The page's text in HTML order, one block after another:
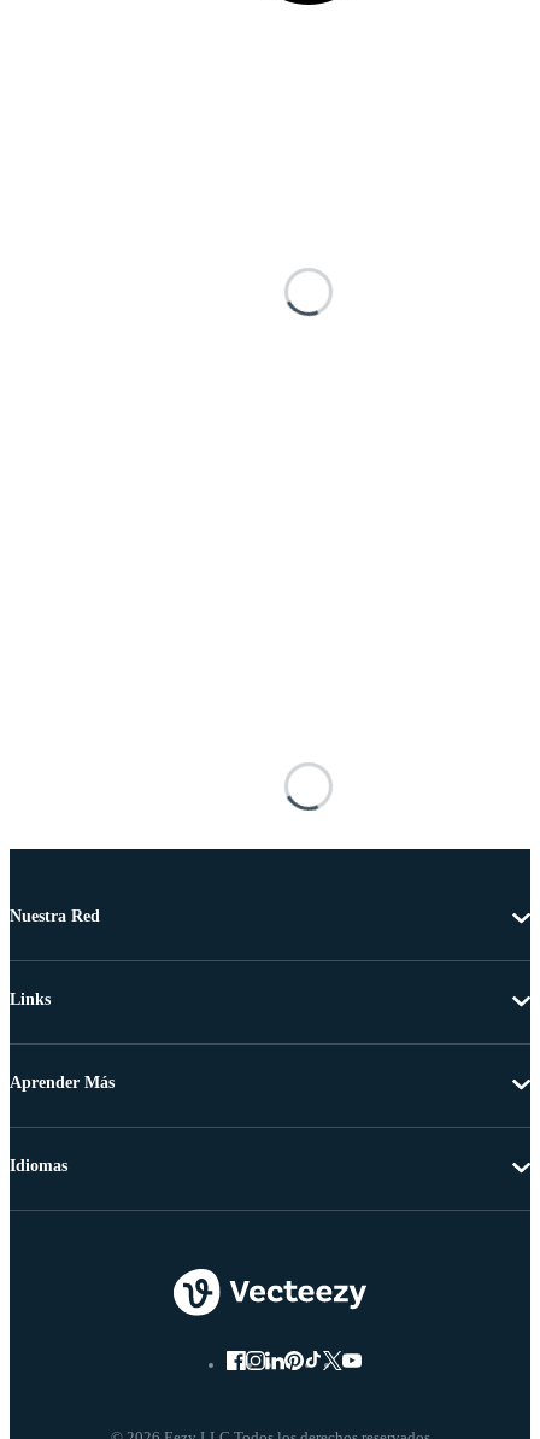
Nuestra Red
Links
Aprender Más
Idiomas